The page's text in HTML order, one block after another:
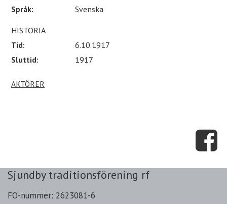
Språk:
Svenska
HISTORIA
Tid:
6.10.1917
Sluttid:
1917
AKTÖRER
Sjundby traditionsförening rf
FO-nummer: 2623081-6